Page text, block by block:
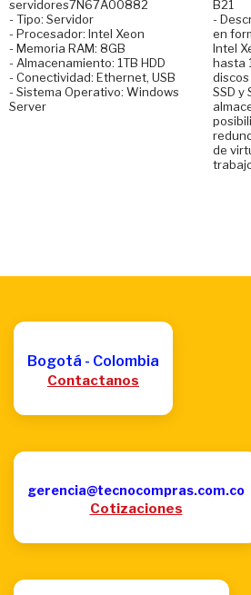
servidores7N67A00882
- Tipo: Servidor
- Procesador: Intel Xeon
- Memoria RAM: 8GB
- Almacenamiento: 1TB HDD
- Conectividad: Ethernet, USB
- Sistema Operativo: Windows
Server
B21
-
en
Intel
hasta
SSD y
de
Bogotá - Colombia
Contactanos
gerencia@tecnocompras.com.co
Cotizaciones